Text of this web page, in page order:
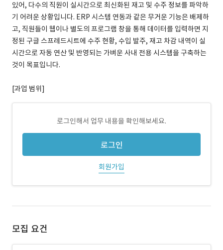
있어, 다수의 직원이 실시간으로 최신화된 재고 및 수주 정보를 파악하
기 어려운 상황입니다. ERP 시스템 연동과 같은 무거운 기능은 배제하
고, 직원들이 웹이나 별도의 프로그램 창을 통해 데이터를 입력하면 지
정된 구글 스프레드시트에 수주 현황, 수입 발주, 재고 차감 내역이 실
시간으로 자동 연산 및 반영되는 가벼운 사내 전용 시스템을 구축하는
것이 목표입니다.
[과업 범위]
로그인해서 업무 내용을 확인해보세요.
로그인
회원가입
모집 요건